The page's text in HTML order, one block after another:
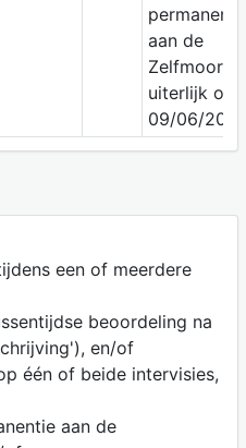
aan de
uiterlijk op
09/06/
een of meerdere
beoordeling na
en/of
één of beide intervisies,
aan de